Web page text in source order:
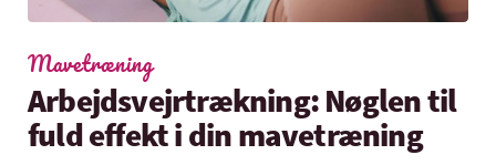
Mavetræning
Arbejdsvejrtrækning: Nøglen til
fuld effekt i din mavetræning